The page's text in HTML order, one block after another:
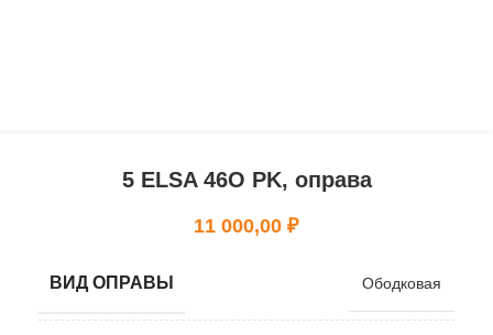
5 ELSA 46O PK, оправа
11 000,00 ₽
ВИД ОПРАВЫ Ободковая